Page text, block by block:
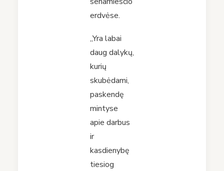
erdvėse.
„Yra labai
daug dalykų,
kurių
skubėdami,
paskendę
mintyse
apie darbus
ir
kasdienybę
tiesiog